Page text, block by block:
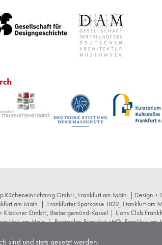
sind und stets gesetzt werden.
Kücheneinrichtung GmbH, Frankfurt am Main | Design +
am Main | Frankfurter Sparkasse 1822, Frankfurt am
Klöckner GmbH, Biebergemünd-Kassel | Lions Club
am Main|Reproplan Frankfurt oHG, Frankfurt am
GmbH, Frankfurt am Main|Wüstenrot Stiftung, Stuttgart